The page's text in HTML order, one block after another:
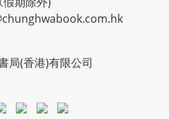
局(香港)有限公司